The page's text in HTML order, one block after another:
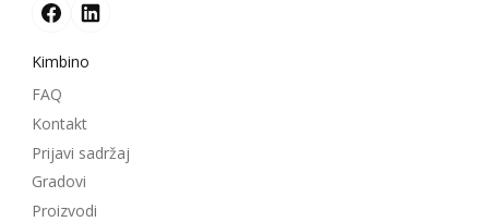
Kimbino
FAQ
Kontakt
Prijavi sadržaj
Gradovi
Proizvodi